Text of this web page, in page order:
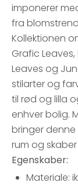
imponerer
fra
Kollektionen
Grafic Leaves,
Leaves og
stilarter og
til rød og lilla
enhver bolig.
bringer
rum og
Egenskaber:
Materiale: